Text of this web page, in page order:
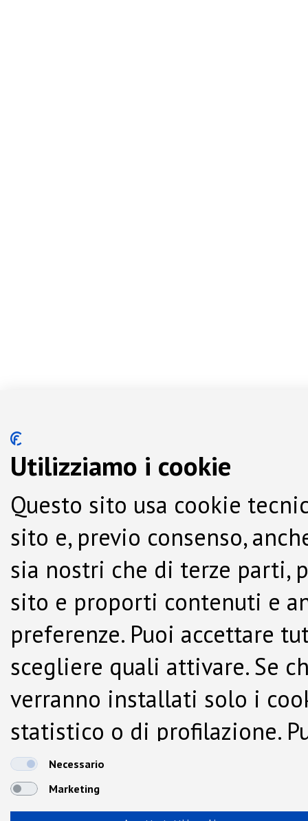
Utilizziamo i cookie
Questo sito usa cookie
sito e, previo consenso,
sia nostri che di terze parti,
sito e proporti contenuti e
preferenze. Puoi accettare
scegliere quali attivare. Se
verranno installati solo i
statistico o di profilazione.
dalla Cookie Policy.
Necessario
Marketing